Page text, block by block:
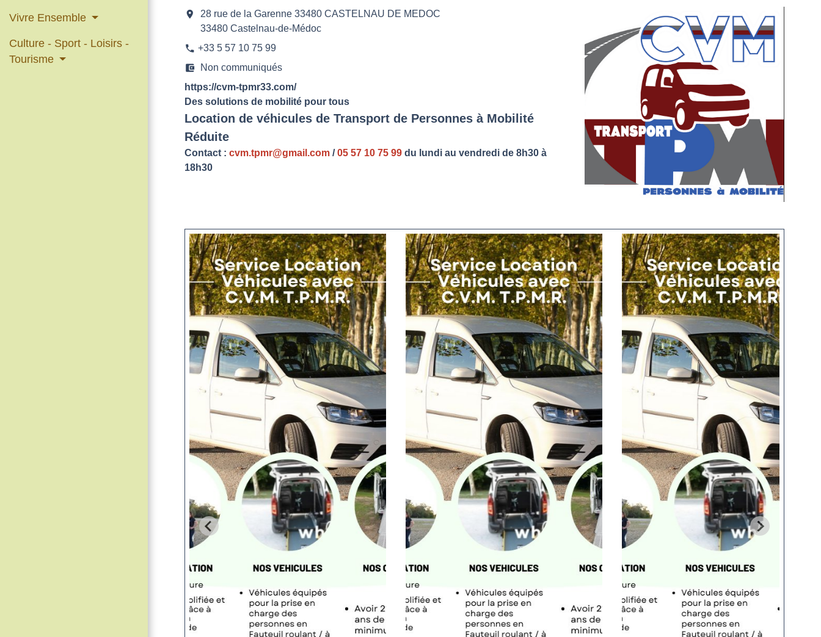
Vivre Ensemble
Culture - Sport - Loisirs -
Tourisme
location_on
28 rue de la Garenne 33480 CASTELNAU DE MEDOC
33480 Castelnau-de-Médoc
phone +33 5 57 10 75 99
account_balance_wallet
Non communiqués
https://cvm-tpmr33.com/
Des solutions de mobilité pour tous
Location de véhicules de Transport de Personnes à Mobilité
Réduite
Contact : cvm.tpmr@gmail.com/05 57 10 75 99du lundi au vendredi de 8h30 à
18h30